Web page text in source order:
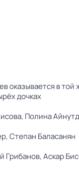
оказывается в
дочках
Полина
Степан Баласанян
Грибанов,Аскар